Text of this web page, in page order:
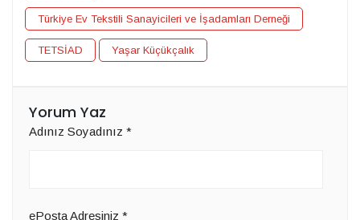
Türkiye Ev Tekstili Sanayicileri ve İşadamları Derneği
TETSİAD Yaşar Küçükçalık
Yorum Yaz
Adınız Soyadınız *
ePosta Adresiniz *